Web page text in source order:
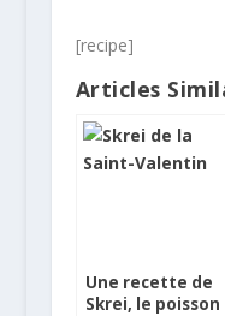
[recipe]
Articles
Une recette de
Skrei, le poisson